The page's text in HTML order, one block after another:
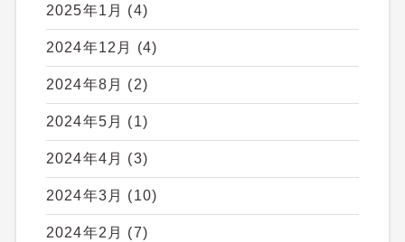
2025年1月 (4)
2024年12月 (4)
2024年8月 (2)
2024年5月 (1)
2024年4月 (3)
2024年3月 (10)
2024年2月 (7)